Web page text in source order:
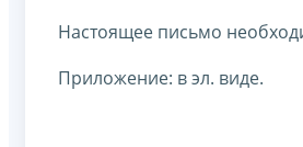
Настоящее письмо
Приложение: в эл. виде.